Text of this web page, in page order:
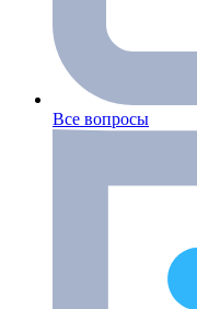
Все вопросы